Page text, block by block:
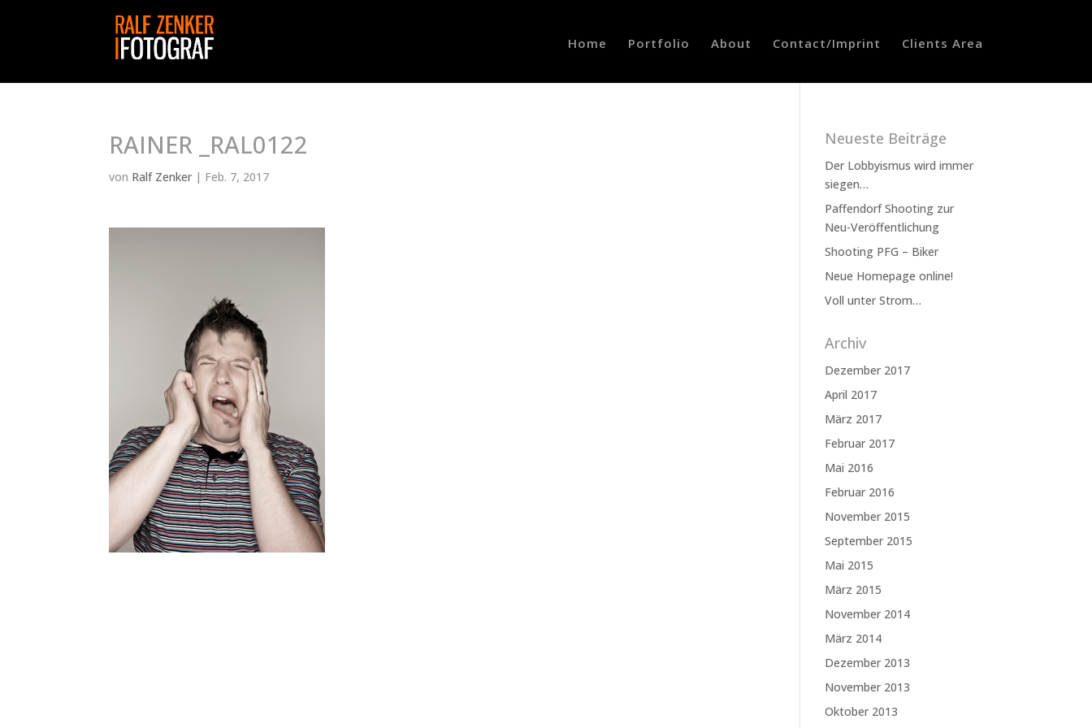
Home Portfolio About Contact/Imprint Clients Area
RAINER _RAL0122
von Ralf Zenker | Feb. 7, 2017
Neueste Beiträge
Der Lobbyismus wird immer
siegen…
Paffendorf Shooting zur
Neu-Veröffentlichung
Shooting PFG – Biker
Neue Homepage online!
Voll unter Strom…
Archiv
Dezember 2017
April 2017
März 2017
Februar 2017
Mai 2016
Februar 2016
November 2015
September 2015
Mai 2015
März 2015
November 2014
März 2014
Dezember 2013
November 2013
Oktober 2013